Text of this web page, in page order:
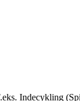
Indecykling